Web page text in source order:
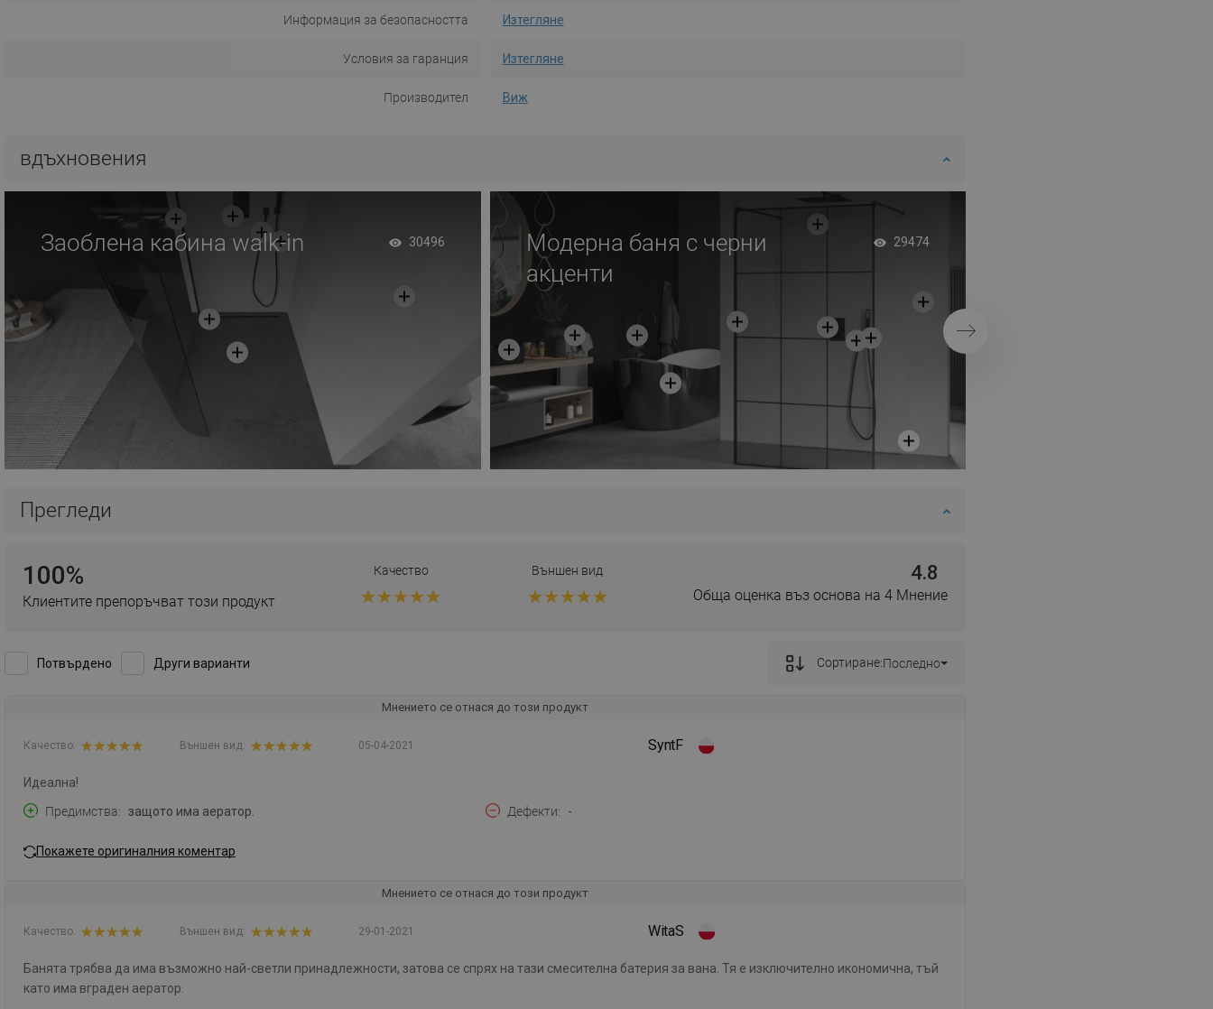
Информация за безопасността Изтегляне
Условия за гаранция Изтегляне
Производител Виж
вдъхновения
Заоблена кабина walk-in 30496
Модерна баня с черни
акценти
29474
Напред
Прегледи
100%
Клиентите препоръчват този продукт
Качество Външен вид 4.8
Обща оценка въз основа на 4 Мнение
Потвърдено Други варианти Сортиране:Последно
Мнението се отнася до този продукт
SyntF
05-04-2021
Качество: Външен вид:
Идеална!
Предимства
защото има аератор. Дефекти -
Покажете оригиналния коментар
Мнението се отнася до този продукт
WitaS
29-01-2021
Качество: Външен вид:
Банята трябва да има възможно най-светли принадлежности, затова се спрях на тази смесителна батерия за вана. Тя е изключително икономична, тъй
като има вграден аератор.
SWEDISH
PORTUGUESE